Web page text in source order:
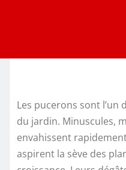
Les pucerons sont l’un
du jardin. Minuscules,
envahissent
aspirent la sève des